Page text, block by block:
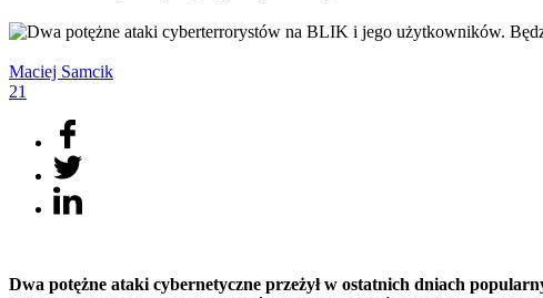
Maciej Samcik
21
Dwa potężne ataki cybernetyczne przeżył w ostatnich dniach